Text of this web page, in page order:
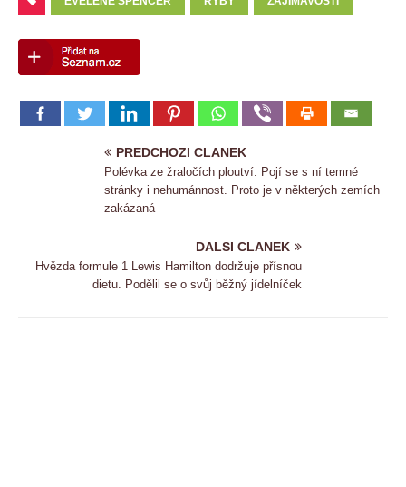
PREDCHOZI CLANEK
Polévka ze žraločích ploutví: Pojí se s ní temné
stránky i nehumánnost. Proto je v některých zemích
zakázaná
DALSI CLANEK
Hvězda formule 1 Lewis Hamilton dodržuje přísnou
dietu. Podělil se o svůj běžný jídelníček